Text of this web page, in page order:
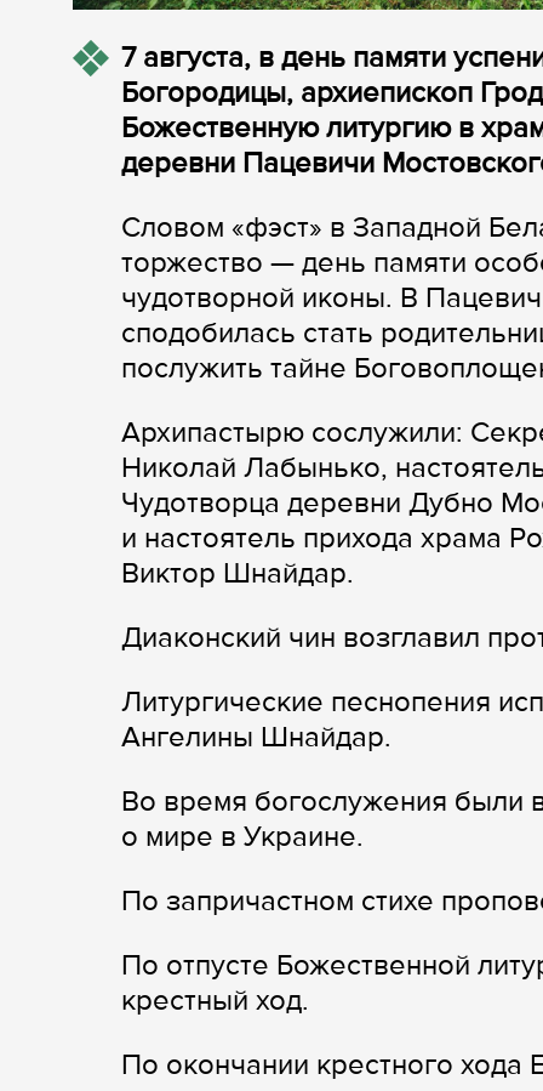
7 августа, в день памяти
Богородицы, архиепископ
Божественную литургию в
деревни Пацевичи
Словом «фэст» в Западной
торжество — день памяти
чудотворной иконы. В
сподобилась стать
послужить тайне
Архипастырю сослужили:
Николай Лабынько,
Чудотворца деревни Дубно
и настоятель прихода храма
Виктор Шнайдар.
Диаконский чин возглавил
Литургические песнопения
Ангелины Шнайдар.
Во время богослужения были
о мире в Украине.
По запричастном стихе
По отпусте Божественной
крестный ход.
По окончании крестного хода